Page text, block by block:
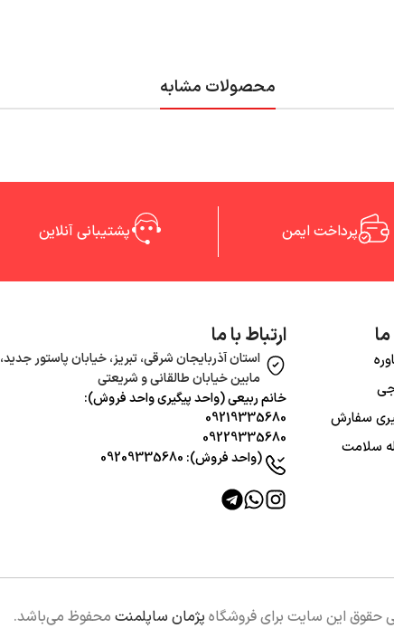
محصولات مشابه
پرداخت ایمن پشتیبانی آنلاین
سفارش
سلامت
ارتباط با ما
استان آذربایجان شرقی، تبریز، خیابان پاستور جدید،
مابین خیابان طالقانی و شریعتی
خانم ربیعی (واحد‌ پیگیری واحد فروش):
09219335680
09229335680
(واحد فروش): 09209335680
حقوق این سایت برای فروشگاه پژمان ساپلمنت محفوظ می‌باشد.